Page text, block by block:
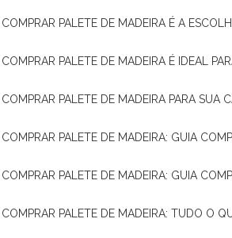
COMPRAR PALETE DE MADEIRA É A
COMPRAR PALETE DE MADEIRA É IDEAL
COMPRAR PALETE DE MADEIRA PARA SUA
COMPRAR PALETE DE MADEIRA: GUIA
COMPRAR PALETE DE MADEIRA: GUIA
COMPRAR PALETE DE MADEIRA: TUDO O